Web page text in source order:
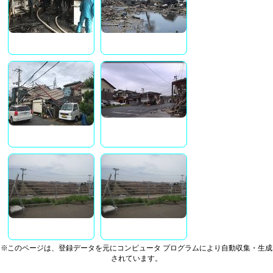
※このページは、登録データを元にコンピュータ プログラムにより自動収集・生成
されています。